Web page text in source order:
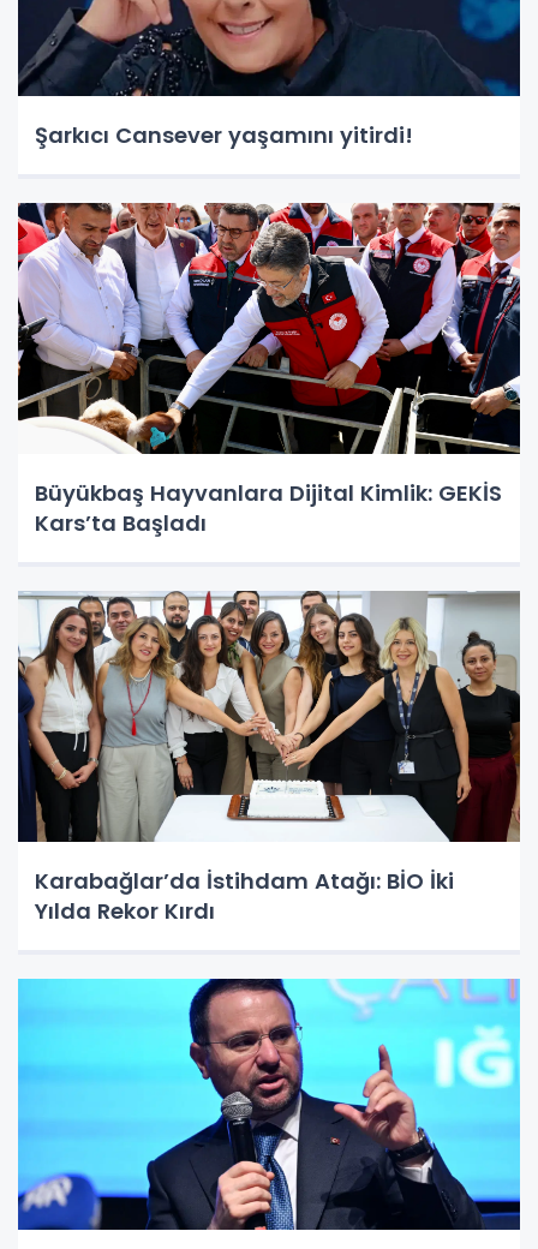
Şarkıcı Cansever yaşamını yitirdi!
Büyükbaş Hayvanlara Dijital Kimlik: GEKİS
Kars’ta Başladı
Karabağlar’da İstihdam Atağı: BİO İki
Yılda Rekor Kırdı